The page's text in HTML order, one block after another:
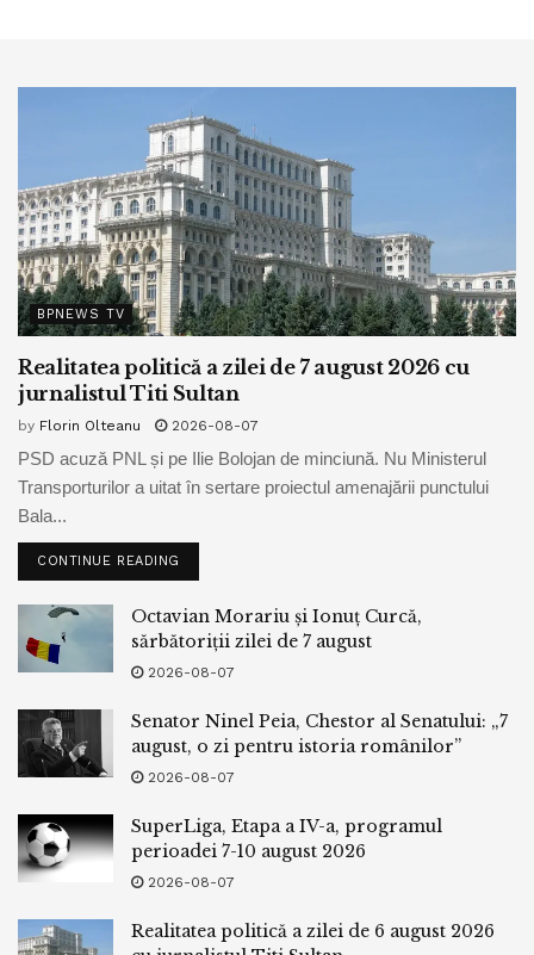
BPNEWS TV
Realitatea politică a zilei de 7 august 2026 cu
jurnalistul Titi Sultan
by Florin Olteanu 2026-08-07
PSD acuză PNL și pe Ilie Bolojan de minciună. Nu Ministerul
Transporturilor a uitat în sertare proiectul amenajării punctului
Bala...
CONTINUE READING
Octavian Morariu și Ionuț Curcă,
sărbătoriții zilei de 7 august
2026-08-07
Senator Ninel Peia, Chestor al Senatului: „7
august, o zi pentru istoria românilor”
2026-08-07
SuperLiga, Etapa a IV-a, programul
perioadei 7-10 august 2026
2026-08-07
Realitatea politică a zilei de 6 august 2026